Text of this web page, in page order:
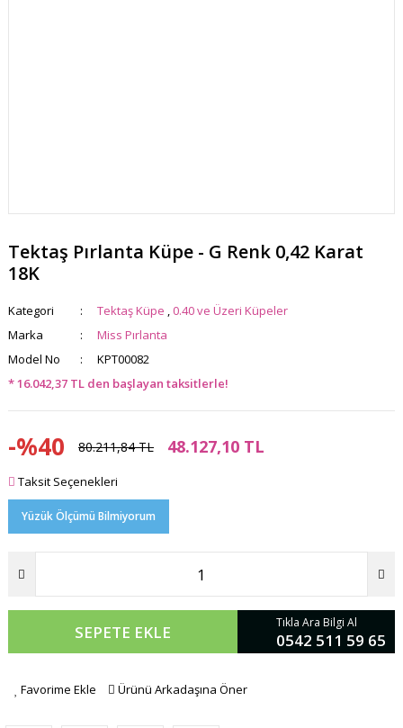
Tektaş Pırlanta Küpe - G Renk 0,42 Karat
18K
Kategori Tektaş Küpe ,0.40 ve Üzeri Küpeler
Marka
Miss Pırlanta
Model No
KPT00082
* 16.042,37 TL den başlayan taksitlerle!
-%40 80.211,84 TL 48.127,10 TL
Taksit Seçenekleri
Yüzük Ölçümü Bilmiyorum
SEPETE EKLE Tıkla Ara Bilgi Al
0542 511 59 65
Favorime Ekle Ürünü Arkadaşına Öner